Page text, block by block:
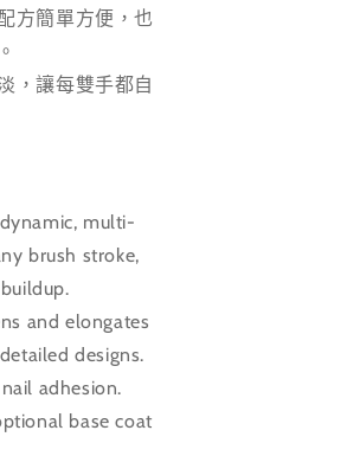
方簡單方便，也
，讓每雙手都自
multi-
brush stroke,
and elongates
designs.
adhesion.
base coat